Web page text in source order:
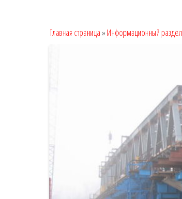
Главная страница » Информационный раздел